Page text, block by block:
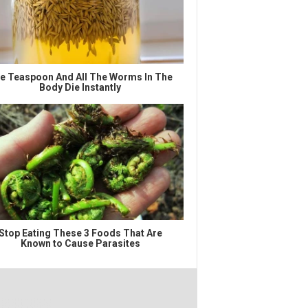
Teaspoon And All The Worms In The
Body Die Instantly
Eating These 3 Foods That Are
Known to Cause Parasites